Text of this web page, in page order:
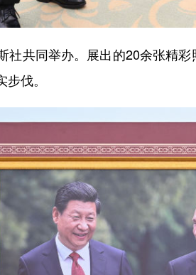
同举办。展出的20余张精彩
伐。